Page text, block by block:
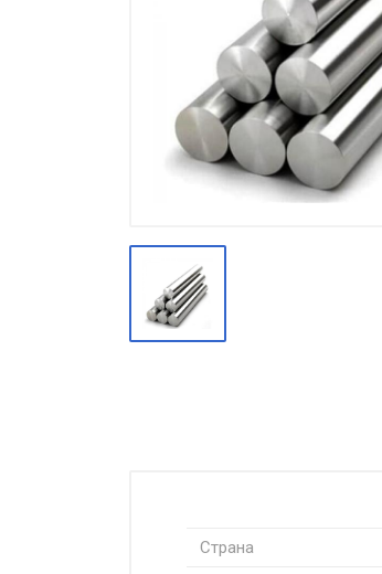
Производство
Штакетник
Черный металлопрокат
Нержавеющий металлопрокат
метизы
Оцинкованный металлопрокат
Запорная арматура
Страна